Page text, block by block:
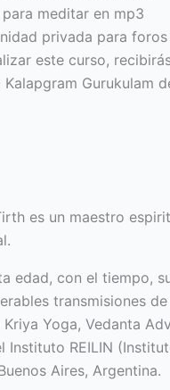
meditar en mp3
privada para
este curso,
Kalapgram Gurukulam
es un maestro
edad, con el tiempo,
transmisiones
Yoga, Vedanta
Instituto REILIN
Aires, Argentina.